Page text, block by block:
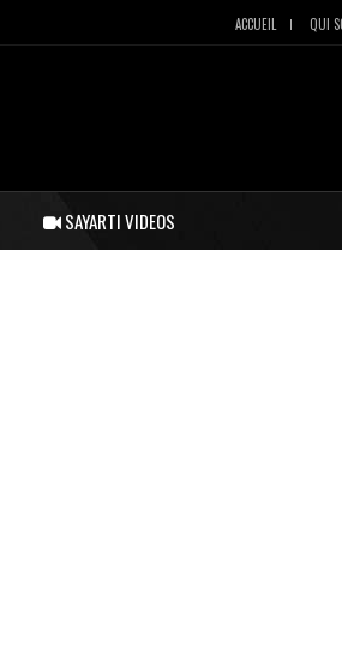
ACCUEIL QUI
SAYARTI VIDEOS